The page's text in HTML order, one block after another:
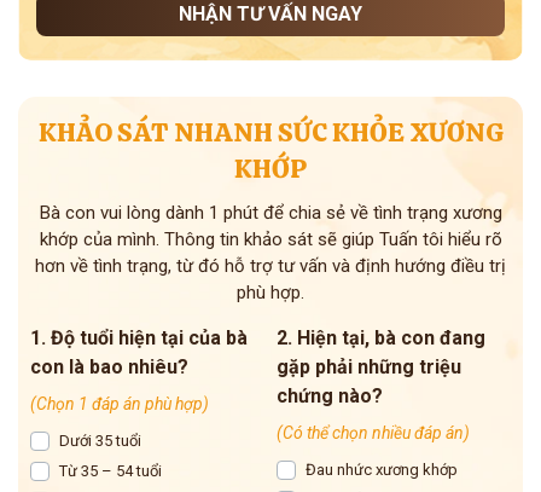
NHẬN TƯ VẤN NGAY
KHẢO SÁT NHANH SỨC KHỎE XƯƠNG
KHỚP
Bà con vui lòng dành 1 phút để chia sẻ về tình trạng xương
khớp của mình. Thông tin khảo sát sẽ giúp Tuấn tôi hiểu rõ
hơn về tình trạng, từ đó hỗ trợ tư vấn và định hướng điều trị
phù hợp.
1. Độ tuổi hiện tại của bà
con là bao nhiêu?
(Chọn 1 đáp án phù hợp)
Dưới 35 tuổi
Từ 35 – 54 tuổi
2. Hiện tại, bà con đang
gặp phải những triệu
chứng nào?
(Có thể chọn nhiều đáp án)
Đau nhức xương khớp